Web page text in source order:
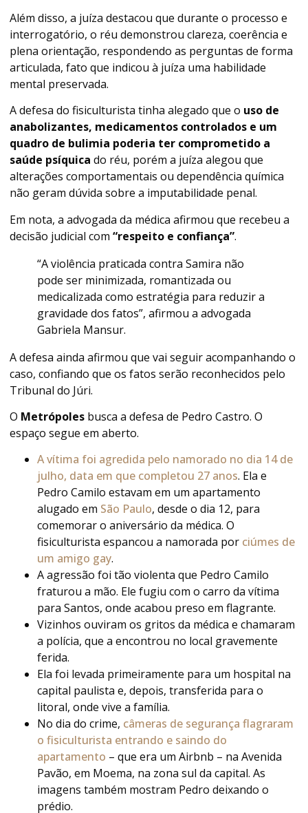
Além disso,a juíza destacou que durante o processo e
interrogatório, o réu demonstrou clareza, coerência e
plena orientação, respondendo as perguntas de forma
articulada, fato que indicou à juíza uma habilidade
mental preservada.
A defesa do fisiculturista tinha alegado que o uso de
anabolizantes, medicamentos controlados e um
quadro de bulimia poderia ter comprometido a
saúde psíquica do réu, porém a juíza alegou que
alterações comportamentais ou dependência química
não geram dúvida sobre a imputabilidade penal.
Em nota, a advogada da médica afirmou que recebeu a
decisão judicial com“respeito e confiança”.
“A violência praticada contra Samira não
pode ser minimizada, romantizada ou
medicalizada como estratégia para reduzir a
gravidade dos fatos”, afirmou a advogada
Gabriela Mansur.
A defesa ainda afirmou que vai seguir acompanhando o
caso, confiando que os fatos serão reconhecidos pelo
Tribunal do Júri.
O Metrópoles busca a defesa de Pedro Castro. O
espaço segue em aberto.
A vítima foi agredida pelo namorado no dia 14 de
julho, data em que completou 27 anos. Ela e
Pedro Camilo estavam em um apartamento
alugado em São Paulo, desde o dia 12, para
comemorar o aniversário da médica. O
fisiculturista espancou a namorada por ciúmes de
um amigo gay.
A agressão foi tão violenta que Pedro Camilo
fraturou a mão. Ele fugiu com o carro da vítima
para Santos, onde acabou preso em flagrante.
Vizinhos ouviram os gritos da médica e chamaram
a polícia, que a encontrou no local gravemente
ferida.
Ela foi levada primeiramente para um hospital na
capital paulista e, depois, transferida para o
litoral, onde vive a família.
No dia do crime, câmeras de segurança flagraram
o fisiculturista entrando e saindo do
apartamento – que era um Airbnb – na Avenida
Pavão, em Moema, na zona sul da capital. As
imagens também mostram Pedro deixando o
prédio.